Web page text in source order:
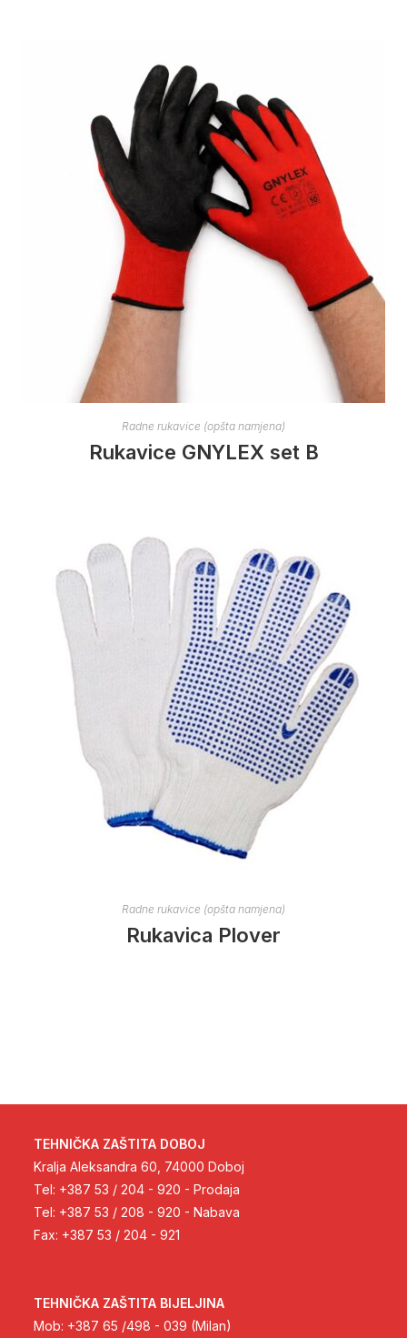
Radne rukavice (opšta namjena)
Rukavice GNYLEX set B
Radne rukavice (opšta namjena)
Rukavica Plover
TEHNIČKA ZAŠTITA DOBOJ
Kralja Aleksandra 60, 74000 Doboj
Tel: +387 53 / 204 - 920 - Prodaja
Tel: +387 53 / 208 - 920 - Nabava
Fax: +387 53 / 204 - 921
TEHNIČKA ZAŠTITA BIJELJINA
Mob: +387 65 /498 - 039 (Milan)